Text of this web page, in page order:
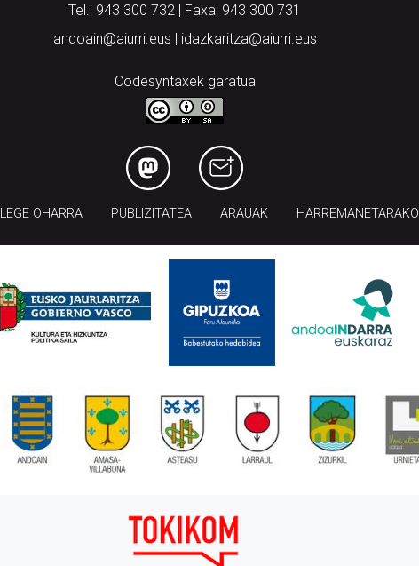
Tel.: 943 300 732 | Faxa: 943 300 731
andoain@aiurri.eus | idazkaritza@aiurri.eus
Codesyntaxek garatua
LEGE OHARRA PUBLIZITATEA ARAUAK HARREMANETARAKO